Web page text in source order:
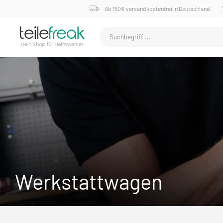
Ab 150€ versandkostenfrei in Deutschland
Werkstattwagen